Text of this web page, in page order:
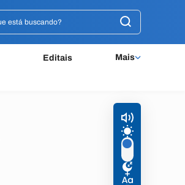
Editais Mais